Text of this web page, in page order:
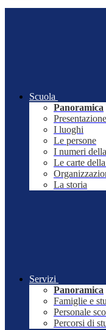
Scuola
Panoramica
Presentazione
I luoghi
Le persone
I numeri
Le carte
La storia
Servizi
Panoramica
Famiglie e
Personale
Percorsi di